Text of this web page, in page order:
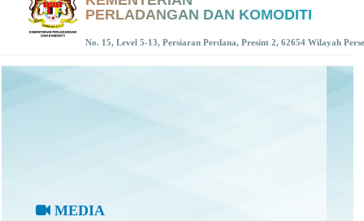
PERLADANGAN DAN KOMODITI
No. 15, Level 5-13, Persiaran Perdana, Presint 2, 62654 Wilayah
MEDIA